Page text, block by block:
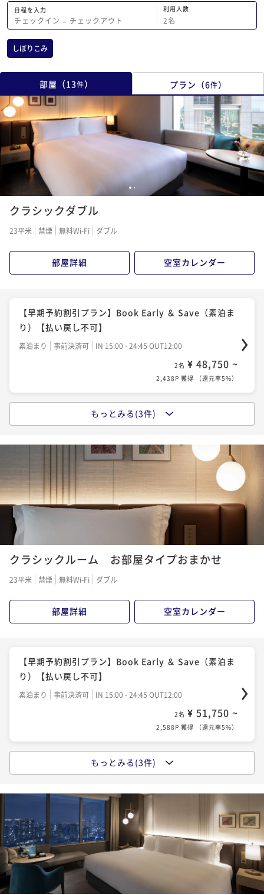
の方達は全て今まで
セージを入れていた
うだけで 妊娠中だと
いたのにはびっくり
かそんなホテル、ま
ません。 これからも
を持って頑張って欲
日程を入力
チェックイン − チェックアウト
利用人数
2名
しぼりこみ
部屋 （13件） プラン （6件）
1 2
クラシックダブル
23平米 禁煙 無料Wi-Fi ダブル
部屋詳細 空室カレンダー
【早期予約割引プラン】Book Early ＆ Save（素泊ま
り）【払い戻し不可】
素泊まり 事前決済可 IN 15:00 - 24:45 OUT12:00
2名 ¥ 48,750 ~
2,438P 獲得 （還元率5%）
ベストフレキシブルレート（素泊まり）- 品川上空で愉
事前決済可 IN 15:00 - 25:00 OUT12:00
¥ 57,000 ~
還元率5%
【早期予約割引プラン】Book Early ＆ Save（朝食つ
朝食付き 事前決済可 IN 15:00 - 24:45 OUT11:00
朝食付き 現地決済可 事前決済可 IN 15:00 - 25:00 OUT12:00
3,290P 獲得
もっとみる(3件)
クラシックルーム お部屋タイプおまかせ
23平米 禁煙 無料Wi-Fi ダブル
部屋詳細 空室カレンダー
【早期予約割引プラン】Book Early ＆ Save（素泊ま
り）【払い戻し不可】
素泊まり 事前決済可 IN 15:00 - 24:45 OUT12:00
2名 ¥ 51,750 ~
2,588P 獲得 （還元率5%）
ベストフレキシブルレート（素泊まり）- 品川上空で愉
現地決済可 事前決済可 IN 15:00 - 25:00 OUT12:00
¥ 60,000 ~
3,000P 獲得 （還元率5%）
【早期予約割引プラン】Book Early ＆ Save（朝食つ
き）【払い戻し不可】
もっとみる(3件)